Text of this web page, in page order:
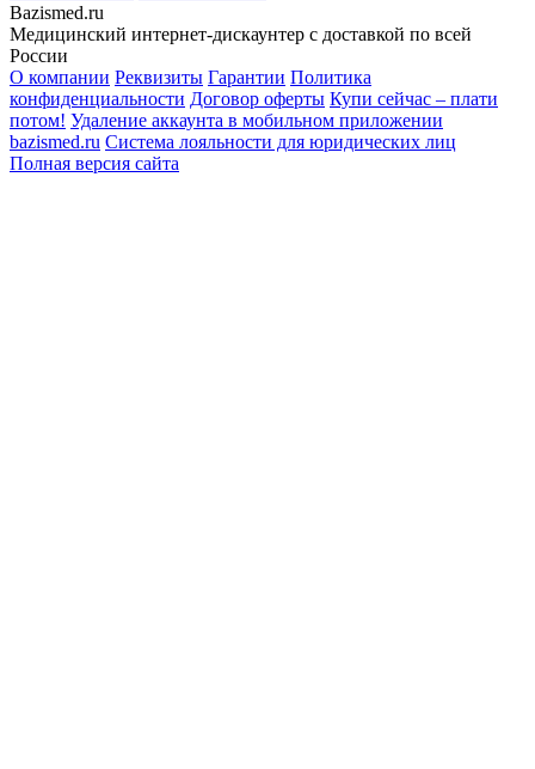
Bazismed.ru
Медицинский интернет-дискаунтер с доставкой по всей
России
О компании Реквизиты Гарантии Политика
конфиденциальности Договор оферты Купи сейчас – плати
потом! Удаление аккаунта в мобильном приложении
bazismed.ru Система лояльности для юридических лиц
Полная версия сайта